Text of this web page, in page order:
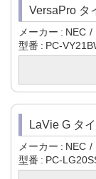
VersaPro タ
メーカー NEC
型番
PC-
LaVie G タ
メーカー NEC
型番
PC-